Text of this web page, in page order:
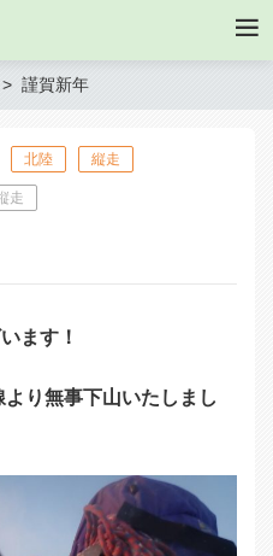
謹賀新年
北陸 縦走
走
ます！
り無事下山いたしまし